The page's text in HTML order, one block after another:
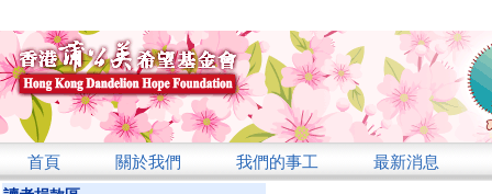
首頁 關於我們 我們的事工 最新消息